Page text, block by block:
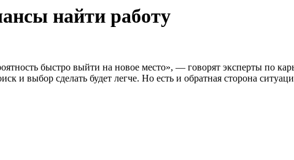
найти работу
быстро выйти на новое место», — говорят эксперты по
и выбор сделать будет легче. Но есть и обратная сторона